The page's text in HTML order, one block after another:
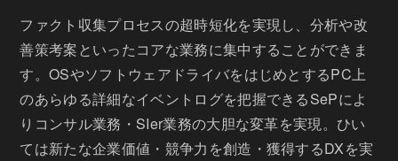
ファクト収集プロセスの超時短化を実現し、分析や改
善策考案といったコアな業務に集中することができま
す。OSやソフトウェアドライバをはじめとするPC上
のあらゆる詳細なイベントログを把握できるSePによ
りコンサル業務・SIer業務の大胆な変革を実現。ひい
ては新たな企業価値・競争力を創造・獲得するDXを実